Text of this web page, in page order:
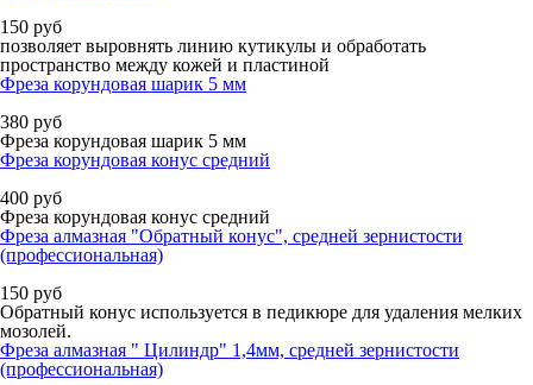
150 руб
позволяет выровнять линию кутикулы и обработать
пространство между кожей и пластиной
Фреза корундовая шарик 5 мм
380 руб
Фреза корундовая шарик 5 мм
Фреза корундовая конус средний
400 руб
Фреза корундовая конус средний
Фреза алмазная "Обратный конус", средней зернистости
(профессиональная)
150 руб
Обратный конус используется в педикюре для удаления мелких
мозолей.
Фреза алмазная " Цилиндр" 1,4мм, средней зернистости
(профессиональная)